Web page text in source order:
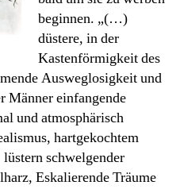
beginnen. „(…)
düstere, in der
Kastenförmigkeit des
Ausweglosigkeit und
Männer einfangende
und atmosphärisch
hartgekochtem
schwelgender
Eskalierende Träume